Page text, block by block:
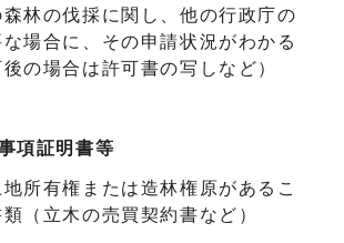
林の伐採に関し、他の行政庁の
場合に、その申請状況がわかる
の場合は許可書の写しなど）
項証明書等
所有権または造林権原があるこ
（立木の売買契約書など）